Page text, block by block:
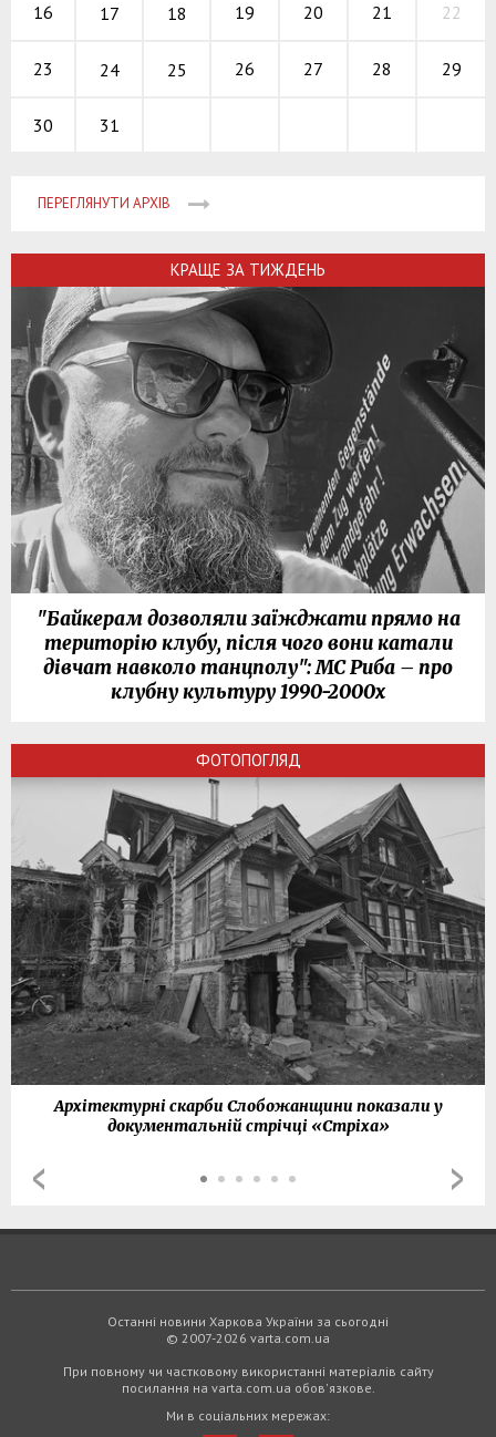
16 17 18 19 20 21 22
23 24 25 26 27 28 29
30 31
ПЕРЕГЛЯНУТИ АРХІВ
КРАЩЕ ЗА ТИЖДЕНЬ
"Байкерам дозволяли заїжджати прямо на
територію клубу, після чого вони катали
дівчат навколо танцполу": МС Риба – про
клубну культуру 1990-2000х
ФОТОПОГЛЯД
Архітектурні скарби Слобожанщини показали у
документальній стрічці «Стріха»
Останні новини Харкова України за сьогодні
© 2007-2026 varta.com.ua
При повному чи частковому використанні матеріалів сайту
посилання на varta.com.ua обов'язкове.
Ми в соціальних мережах: